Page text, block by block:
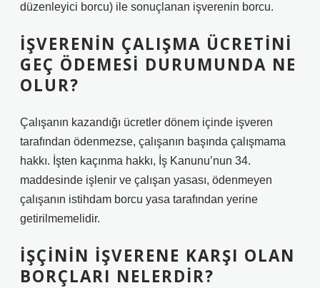
düzenleyici borcu) ile sonuçlanan işverenin borcu.
İŞVERENIN ÇALIŞMA ÜCRETINI
GEÇ ÖDEMESI DURUMUNDA NE
OLUR?
Çalışanın kazandığı ücretler dönem içinde işveren
tarafından ödenmezse, çalışanın başında çalışmama
hakkı. İşten kaçınma hakkı, İş Kanunu’nun 34.
maddesinde işlenir ve çalışan yasası, ödenmeyen
çalışanın istihdam borcu yasa tarafından yerine
getirilmemelidir.
İŞÇININ IŞVERENE KARŞI OLAN
BORÇLARI NELERDIR?